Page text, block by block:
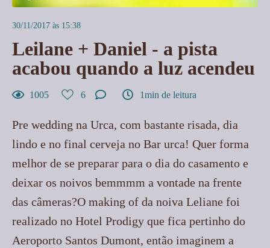
30/11/2017 às 15:38
Leilane + Daniel - a pista
acabou quando a luz acendeu
1005 6 1min de leitura
Pre wedding na Urca, com bastante risada, dia
lindo e no final cerveja no Bar urca! Quer forma
melhor de se preparar para o dia do casamento e
deixar os noivos bemmmm a vontade na frente
das câmeras?O making of da noiva Leliane foi
realizado no Hotel Prodigy que fica pertinho do
Aeroporto Santos Dumont, então imaginem a